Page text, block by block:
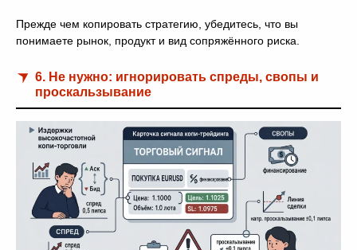
Прежде чем копировать стратегию, убедитесь, что вы
понимаете рынок, продукт и вид сопряжённого риска.
6. Не нужно: игнорировать спреды, свопы и
проскальзывание